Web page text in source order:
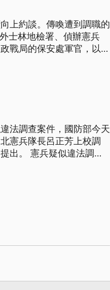
上約談。傳喚遭到調職的
士林地檢署、偵辦憲兵
戰局的保安處軍官，以釐
檢依證人身份約談，士
法調查案件，國防部今天
憲兵隊長呂正芳上校調
法調查
兵指揮部諮議官，即日起